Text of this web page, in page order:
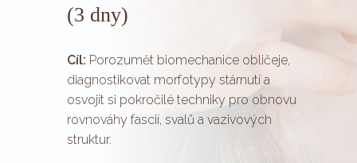
(3 dny)
Cíl: Porozumět biomechanice obličeje,
diagnostikovat morfotypy stárnutí a
osvojit si pokročilé techniky pro obnovu
rovnováhy fascií, svalů a vazivových
struktur.